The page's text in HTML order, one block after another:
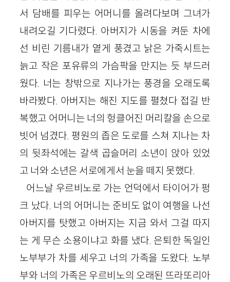
서 담배를 피우는 어머니를 올려다보며 그녀가
내려오길 기다렸다. 아버지가 시동을 켜둔 차에
선 비린 기름내가 옅게 풍겼고 낡은 가죽시트는
늙고 작은 포유류의 가슴팍을 만지는 듯 부드러
웠다. 너는 창밖으로 지나가는 풍경을 오래도록
바라봤다. 아버지는 해진 지도를 펼쳤다 접길 반
복했고 어머니는 너의 헝클어진 머리칼을 손으로
빗어 넘겼다. 평원의 좁은 도로를 스쳐 지나는 차
의 뒷좌석에는 갈색 곱슬머리 소년이 앉아 있었
고 너와 소년은 서로에게서 눈을 떼지 못했다.
어느날 우르비노로 가는 언덕에서 타이어가 펑
크 났다. 너의 어머니는 준비도 없이 여행을 나선
아버지를 탓했고 아버지는 지금 와서 그걸 따지
는 게 무슨 소용이냐고 화를 냈다. 은퇴한 독일인
노부부가 차를 세우고 너의 가족을 도왔다. 노부
부와 너의 가족은 우르비노의 오래된 뜨라또리아